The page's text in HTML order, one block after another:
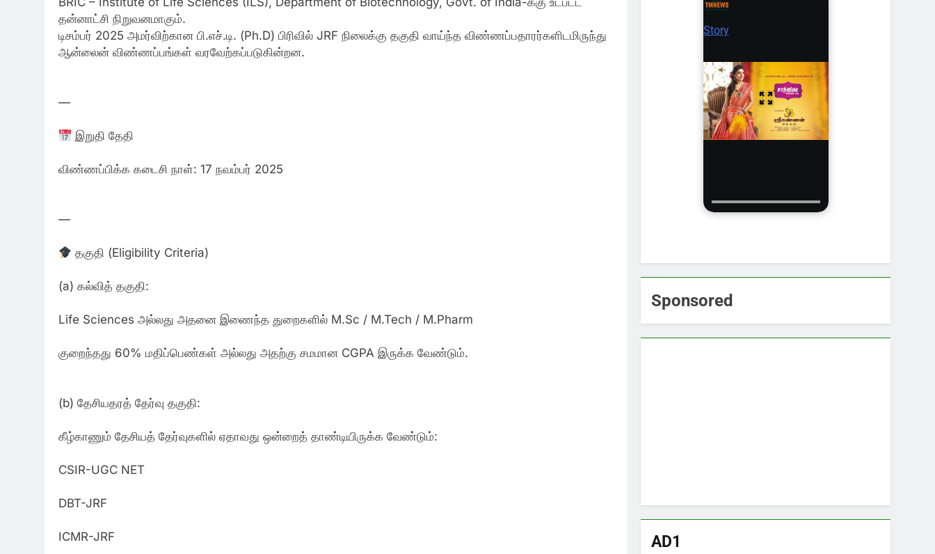
தன்னாட்சி நிறுவனமாகும்.
டிசம்பர் 2025 அமர்விற்கான பி.எச்.டி. (Ph.D) பிரிவில் JRF நிலைக்கு தகுதி வாய்ந்த விண்ணப்பதாரர்களிடமிருந்து
ஆன்லைன் விண்ணப்பங்கள் வரவேற்கப்படுகின்றன.
—
இறுதி தேதி
விண்ணப்பிக்க கடைசி நாள்: 17 நவம்பர் 2025
—
தகுதி (Eligibility Criteria)
(a) கல்வித் தகுதி:
Life Sciences அல்லது அதனை இணைந்த துறைகளில் M.Sc / M.Tech / M.Pharm
குறைந்தது 60% மதிப்பெண்கள் அல்லது அதற்கு சமமான CGPA இருக்க வேண்டும்.
(b) தேசியதரத் தேர்வு தகுதி:
கீழ்காணும் தேசியத் தேர்வுகளில் ஏதாவது ஒன்றைத் தாண்டியிருக்க வேண்டும்:
CSIR-UGC NET
DBT-JRF
ICMR-JRF
Story
Sponsored
AD1